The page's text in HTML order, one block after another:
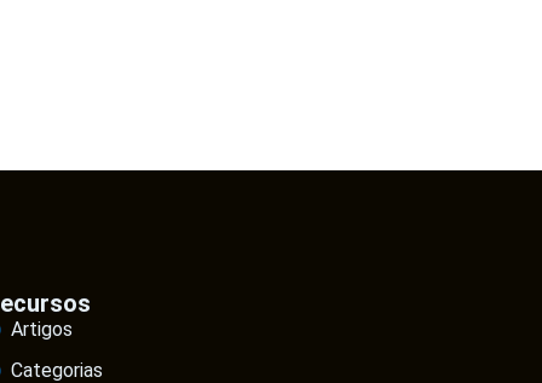
Artigos
Categorias